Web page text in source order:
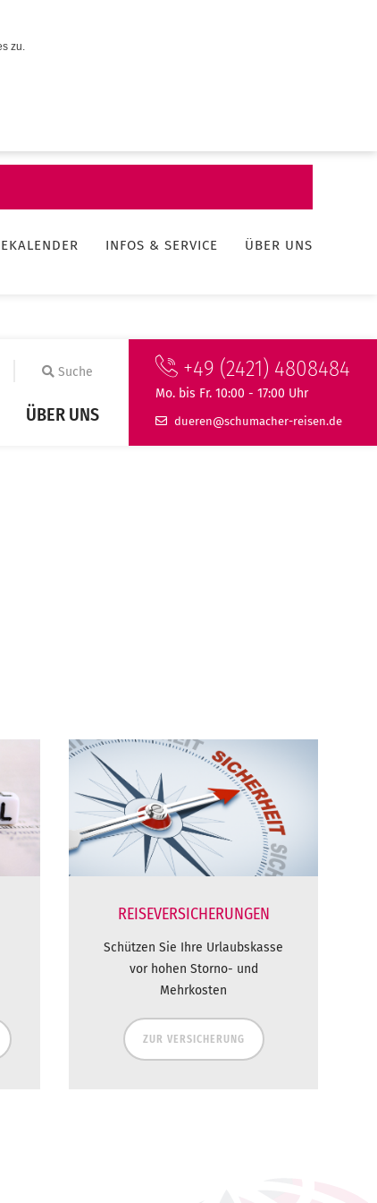
zu.
Suche
ÜBER UNS
+49 (2421) 4808484
Mo. bis Fr. 10:00 - 17:00 Uhr
ed.nesier-rehcamuhcs@nereud
INFOS & SERVICE ÜBER UNS
REISEVERSICHERUNGEN
Schützen Sie Ihre Urlaubskasse
vor hohen Storno- und
Mehrkosten
ZUR VERSICHERUNG